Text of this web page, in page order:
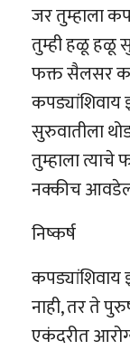
जर तुम्हाला
तुम्ही हळू हळू
फक्त सैलसर
कपड्यांशिवाय
सुरुवातीला
तुम्हाला
नक्कीच
निष्कर्ष
नाही, तर ते
एकंदरीत